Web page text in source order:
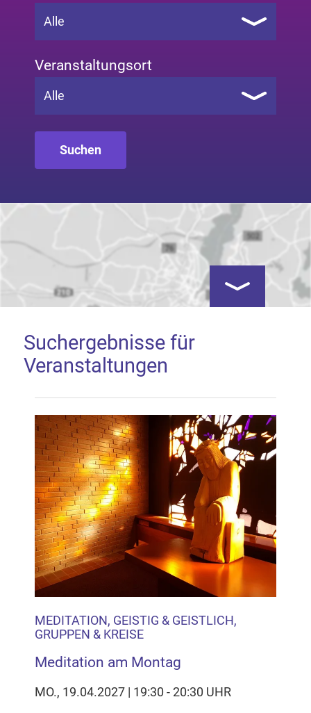
Alle
Veranstaltungsort
Alle
Google Map laden
Mit dem Laden der Karte akzeptieren Sie, dass die
Anwendung Google Maps beim Aktivieren von
Inhalten Cookies auf Ihrem Gerät setzt, z.B. zwecks
Reichweitenmessung und profilbasierter Werbung.
Näheres s.zur Datenschutzerklärung
Hier können Sie Ihre Cookie-
Einstellungen anpassen
Kartenansicht
Suchergebnisse für
Veranstaltungen
MEDITATION, GEISTIG & GEISTLICH,
GRUPPEN & KREISE
Meditation am Montag
MO., 19.04.2027 | 19:30 - 20:30 UHR